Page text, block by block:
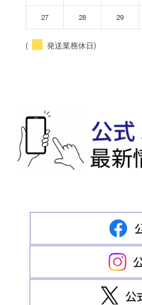
27 28 29
( 発送業務休日)